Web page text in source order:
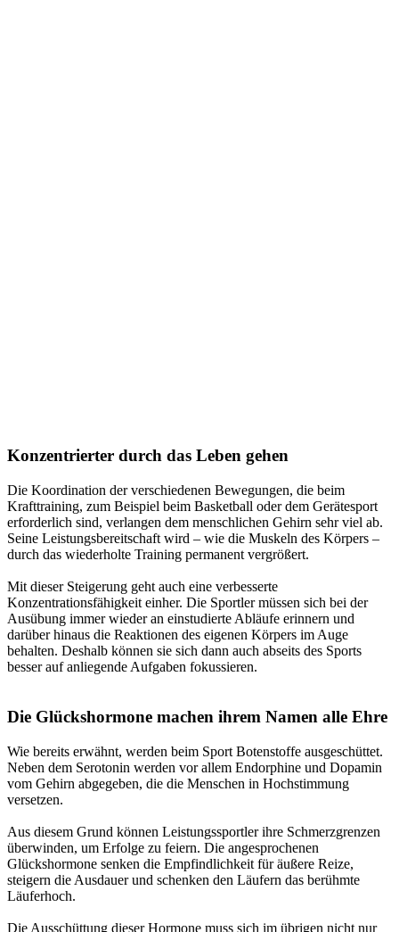
Konzentrierter durch das Leben gehen
Die Koordination der verschiedenen Bewegungen, die beim
Krafttraining, zum Beispiel beim Basketball oder dem Gerätesport
erforderlich sind, verlangen dem menschlichen Gehirn sehr viel ab.
Seine Leistungsbereitschaft wird – wie die Muskeln des Körpers –
durch das wiederholte Training permanent vergrößert.
Mit dieser Steigerung geht auch eine verbesserte
Konzentrationsfähigkeit einher. Die Sportler müssen sich bei der
Ausübung immer wieder an einstudierte Abläufe erinnern und
darüber hinaus die Reaktionen des eigenen Körpers im Auge
behalten. Deshalb können sie sich dann auch abseits des Sports
besser auf anliegende Aufgaben fokussieren.
Die Glückshormone machen ihrem Namen alle Ehre
Wie bereits erwähnt, werden beim Sport Botenstoffe ausgeschüttet.
Neben dem Serotonin werden vor allem Endorphine und Dopamin
vom Gehirn abgegeben, die die Menschen in Hochstimmung
versetzen.
Aus diesem Grund können Leistungssportler ihre Schmerzgrenzen
überwinden, um Erfolge zu feiern. Die angesprochenen
Glückshormone senken die Empfindlichkeit für äußere Reize,
steigern die Ausdauer und schenken den Läufern das berühmte
Läuferhoch.
Die Ausschüttung dieser Hormone muss sich im übrigen nicht nur